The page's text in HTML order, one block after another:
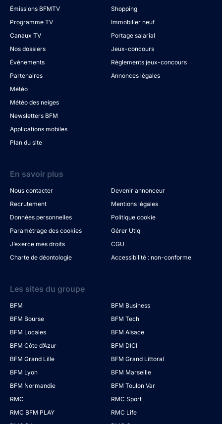
Émissions BFMTV
Programme TV
Canaux TV
Nos dossiers
Évènements
Partenaires
Météo
Météo des neiges
Newsletters BFM
Applications mobiles
Plan du site
Shopping
Immobilier neuf
Portage salarial
Jeux-concours
Règlements jeux-concours
Annonces légales
En savoir plus
Nous contacter
Devenir annonceur
Recrutement
Mentions légales
Données personnelles
Politique cookie
Paramétrage des cookies
Gérer Utiq
J’exerce mes droits
CGU
Charte de déontologie
Accessibilité : non-conforme
Les sites du groupe
BFM
BFM Business
BFM Bourse
BFM Tech
BFM Locales
BFM Alsace
BFM Côte d’Azur
BFM DICI
BFM Grand Lille
BFM Grand Littoral
BFM Lyon
BFM Marseille
BFM Normandie
BFM Toulon Var
RMC
RMC Sport
RMC BFM PLAY
RMC Life